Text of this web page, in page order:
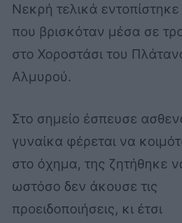
Νεκρή τελικά
που βρισκόταν μέσα σε
στο Χοροστάσι του
Αλμυρού.
Στο σημείο έσπευσε
γυναίκα φέρεται να
στο όχημα, της ζητήθηκε
ωστόσο δεν άκουσε τις
προειδοποιήσεις, κι έτσι